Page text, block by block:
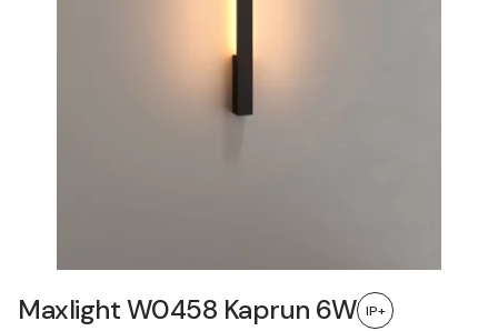
Maxlight W0458 Kaprun 6W IP+